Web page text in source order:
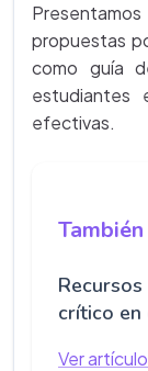
propuestas
como guía
estudiantes
efectivas.
crítico en
Ver artículo